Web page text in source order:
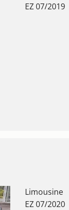
EZ 07/2019
Limousine
EZ 07/2020